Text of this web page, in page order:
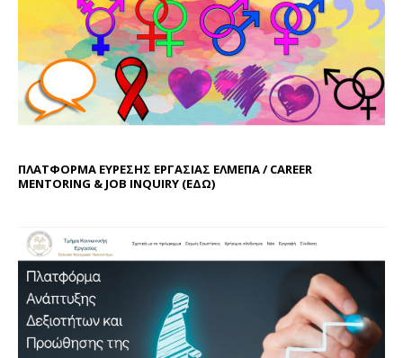
ΠΛΑΤΦΟΡΜΑ ΕΥΡΕΣΗΣ ΕΡΓΑΣΙΑΣ ΕΛΜΕΠΑ / CAREER
MENTORING & JOB INQUIRY (ΕΔΩ)